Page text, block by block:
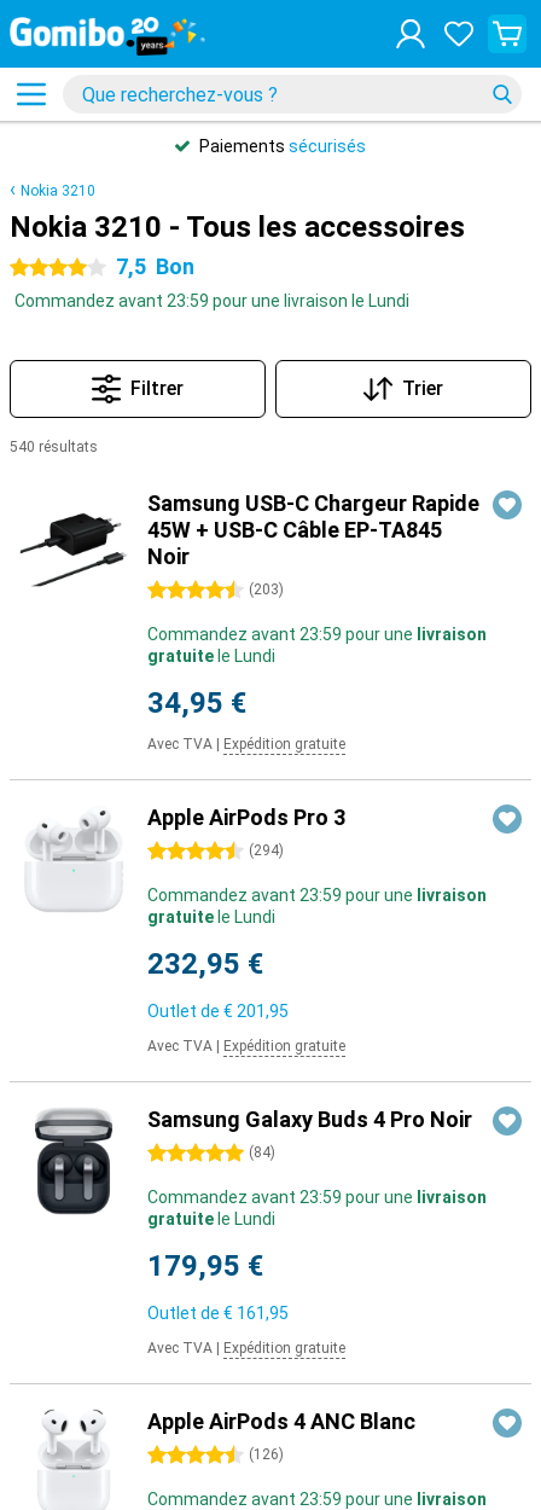
Paiements sécurisés
Nokia 3210
Nokia 3210 - Tous les accessoires
4 étoiles 7,5 Bon
Commandez avant 23:59 pour une livraison le Lundi
Filtrer Trier
540 résultats
Samsung USB-C Chargeur Rapide
45W + USB-C Câble EP-TA845
Noir
4.5 étoiles (203)
Commandez avant 23:59 pour une livraison
gratuite le Lundi
34,95 €
Avec TVA Expédition gratuite
Apple AirPods Pro 3
4.5 étoiles (294)
Commandez avant 23:59 pour une livraison
gratuite le Lundi
232,95 €
Outlet de € 201,95
Avec TVA Expédition gratuite
Samsung Galaxy Buds 4 Pro Noir
5 étoiles (84)
Commandez avant 23:59 pour une livraison
gratuite le Lundi
179,95 €
Outlet de € 161,95
Avec TVA Expédition gratuite
Apple AirPods 4 ANC Blanc
4.5 étoiles (126)
Commandez avant 23:59 pour une livraison